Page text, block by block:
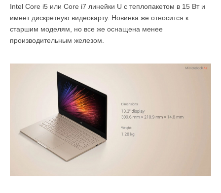
Intel Core i5 или Core i7 линейки U с теплопакетом в 15 Вт и
имеет дискретную видеокарту. Новинка же относится к
старшим моделям, но все же оснащена менее
производительным железом.